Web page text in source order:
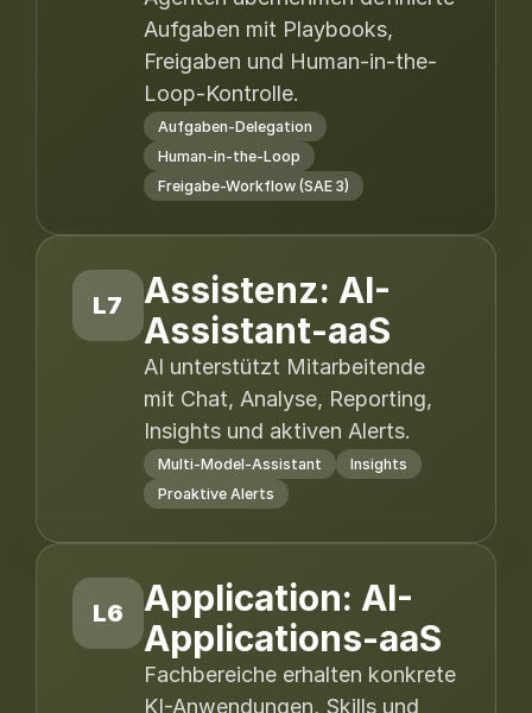
Aufgaben mit Playbooks,
Freigaben und Human-in-the-
Loop-Kontrolle.
Aufgaben-Delegation
Human-in-the-Loop
Freigabe-Workflow (SAE 3)
L7
Assistenz: AI-
Assistant-aaS
AI unterstützt Mitarbeitende
mit Chat, Analyse, Reporting,
Insights und aktiven Alerts.
Multi-Model-Assistant
Insights
Proaktive Alerts
L6
Application: AI-
Applications-aaS
Fachbereiche erhalten konkrete
KI-Anwendungen, Skills und